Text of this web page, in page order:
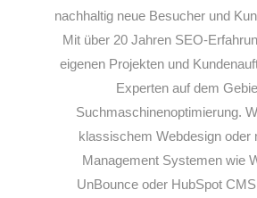
nachhaltig neue Besucher und
Mit über 20 Jahren SEO-
eigenen Projekten und
Experten auf dem
Suchmaschinenoptimierung.
klassischem Webdesign oder
Management Systemen wie
UnBounce oder HubSpot